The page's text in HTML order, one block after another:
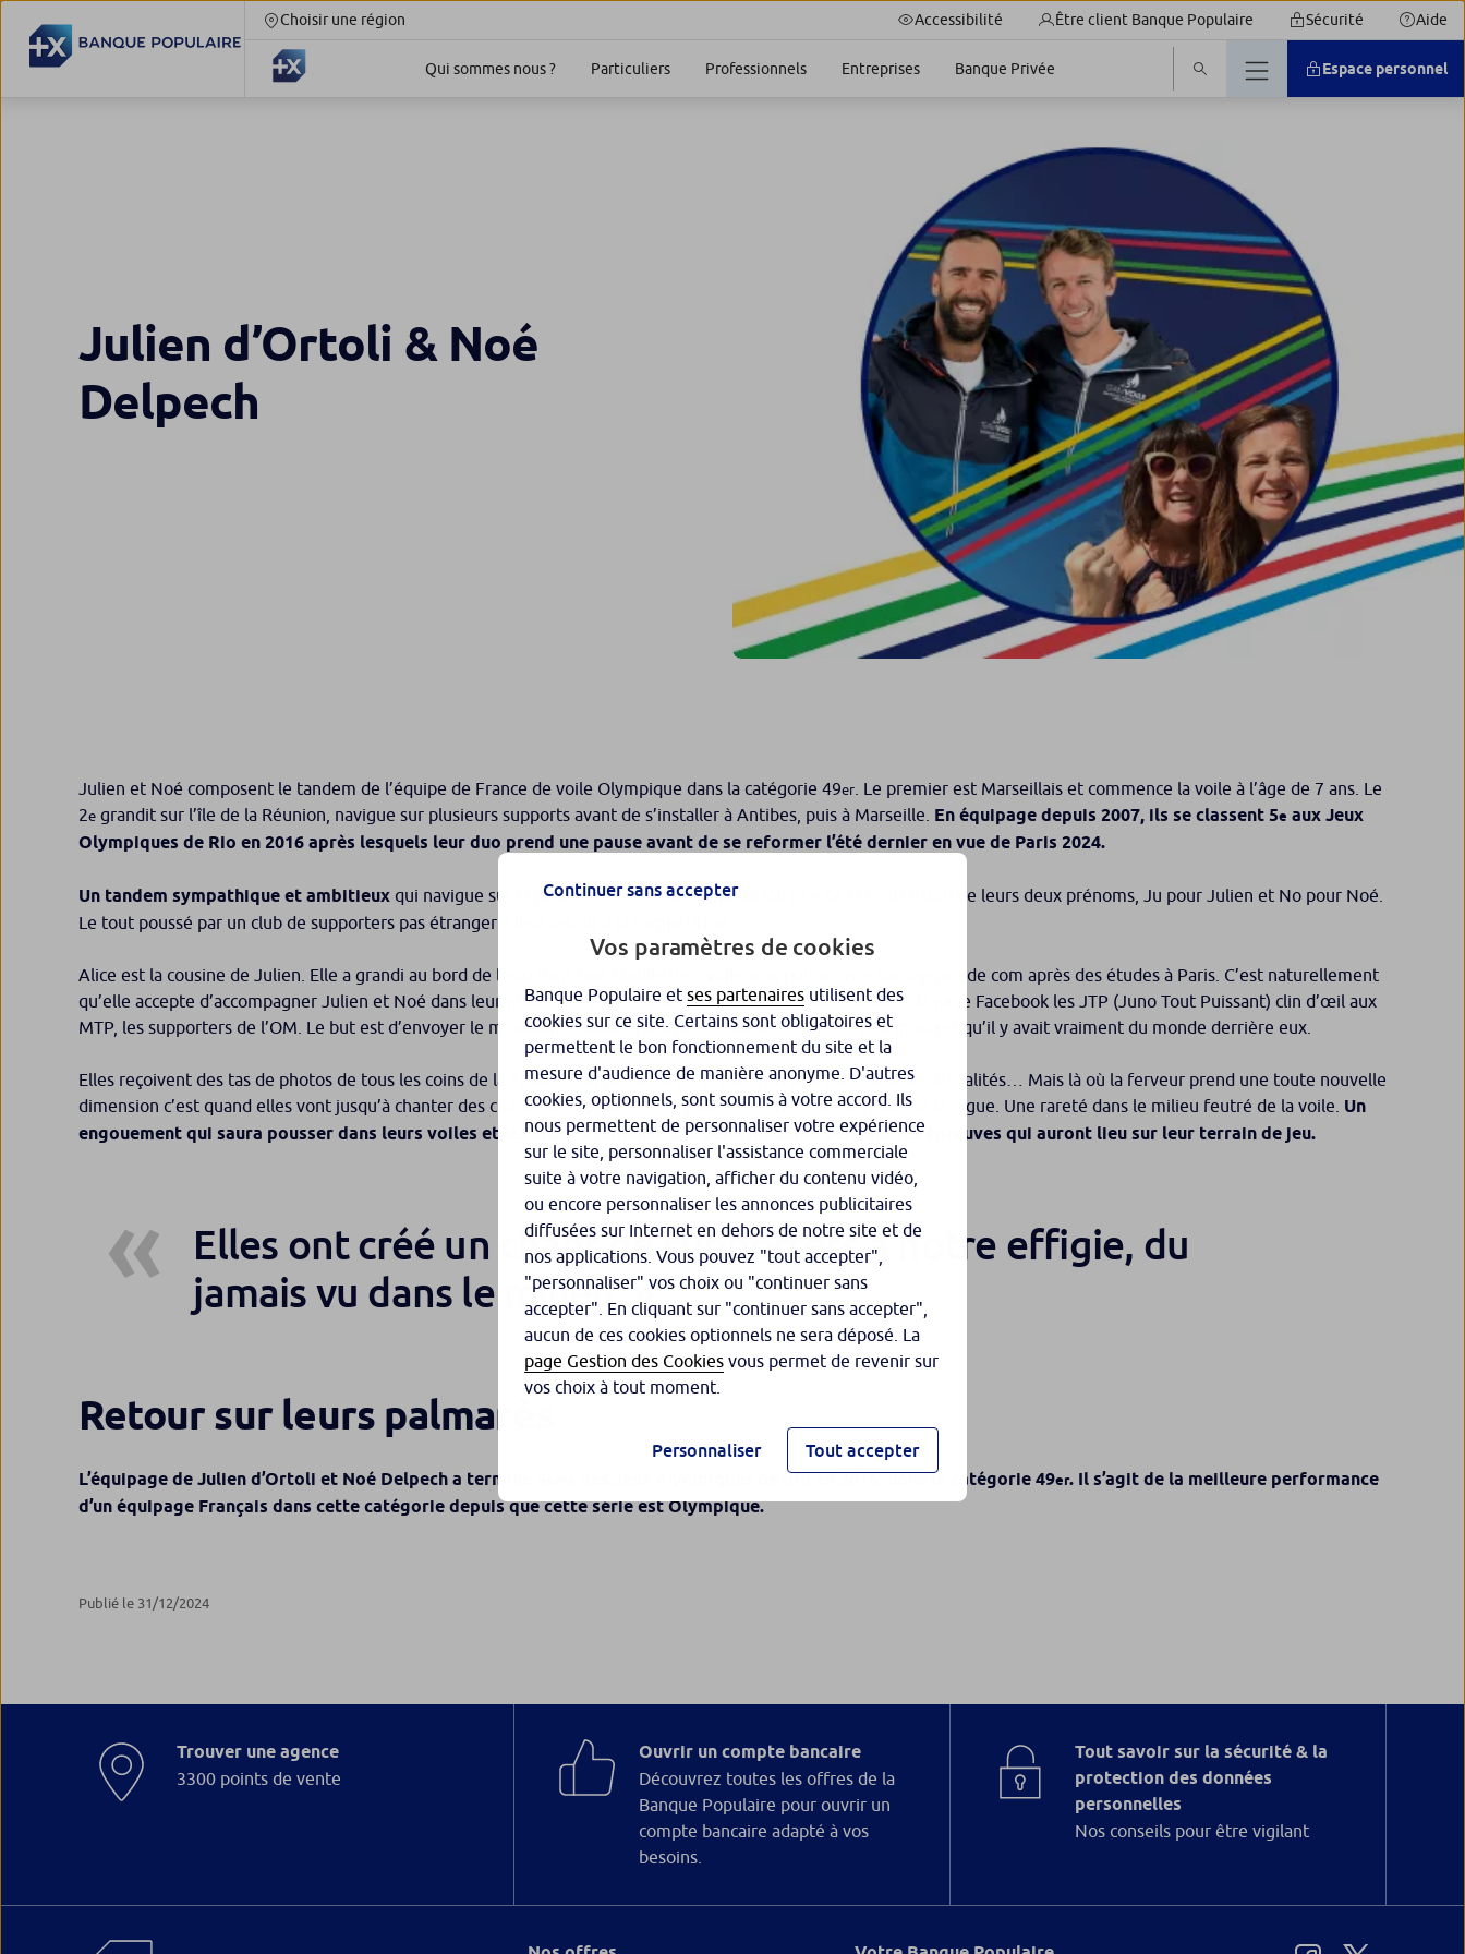
Choisir une région Accessibilité Être client Banque Populaire Sécurité Aide
Qui sommes nous ? Particuliers Professionnels Entreprises Banque Privée Espace personnel
Julien d’Ortoli & Noé
Delpech
Julien et Noé composent le tandem de l’équipe de France de voile Olympique dans la catégorie 49er . Le premier est Marseillais et commence la voile à l’âge de 7 ans. Le
2e grandit sur l’île de la Réunion, navigue sur plusieurs supports avant de s’installer à Antibes, puis à Marseille. En équipage depuis 2007, ils se classent 5e aux Jeux
Olympiques de Rio en 2016 après lesquels leur duo prend une pause avant de se reformer l’été dernier en vue de Paris 2024.
Un tandem sympathique et ambitieux qui navigue sur la planète Ju-No… une appellation née de la contraction de leurs deux prénoms, Ju pour Julien et No pour Noé.
Le tout poussé par un club de supporters pas étranger à leur retour à la compétition.
Alice est la cousine de Julien. Elle a grandi au bord de l’eau dans une famille de « voileux », puis monte son agence de com après des études à Paris. C’est naturellement
qu’elle accepte d’accompagner Julien et Noé dans leur projet. C’est avec Aurélie qu’elles ont l’idée de créer la page Facebook les JTP (Juno Tout Puissant) clin d’œil aux
MTP, les supporters de l’OM. Le but est d’envoyer le maximum d’ondes positives à Julien et Noé, de leur montrer qu’il y avait vraiment du monde derrière eux.
Elles reçoivent des tas de photos de tous les coins de la France, commentent les régates en live, partagent les actualités… Mais là où la ferveur prend une toute nouvelle
dimension c’est quand elles vont jusqu’à chanter des chants de supporters, déguisées en crocodile, du bord de la digue. Une rareté dans le milieu feutré de la voile. Un
engouement qui saura pousser dans leurs voiles et les aider à ramener une belle médaille pendant les épreuves qui auront lieu sur leur terrain de jeu.
Elles ont créé un chant de supporters à notre effigie, du
jamais vu dans le milieu.
Retour sur leurs palmarès
L’équipage de Julien d’Ortoli et Noé Delpech a terminé 5 des Jeux olympiques de Rio en 2016, dans la catégorie 49er. Il s’agit de la meilleure performance
d’un équipage Français dans cette catégorie depuis que cette série est Olympique.
Publié le 31/12/2024
Trouver une agence
3300 points de vente
Ouvrir un compte bancaire
Découvrez toutes les offres de la
Banque Populaire pour ouvrir un
compte bancaire adapté à vos
besoins.
Tout savoir sur la sécurité & la
protection des données
personnelles
Nos conseils pour être vigilant
Continuer sans accepter
Vos paramètres de cookies
Banque Populaire et ses partenaires utilisent des
cookies sur ce site. Certains sont obligatoires et
permettent le bon fonctionnement du site et la
mesure d'audience de manière anonyme. D'autres
cookies, optionnels, sont soumis à votre accord. Ils
nous permettent de personnaliser votre expérience
sur le site, personnaliser l'assistance commerciale
suite à votre navigation, afficher du contenu vidéo,
ou encore personnaliser les annonces publicitaires
diffusées sur Internet en dehors de notre site et de
nos applications. Vous pouvez "tout accepter",
"personnaliser" vos choix ou "continuer sans
accepter". En cliquant sur "continuer sans accepter",
aucun de ces cookies optionnels ne sera déposé. La
page Gestion des Cookies vous permet de revenir sur
vos choix à tout moment.
Personnaliser Tout accepter